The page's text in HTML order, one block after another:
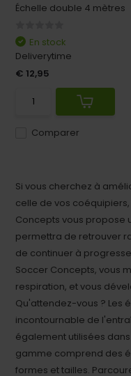
Échelle double 4 mètres
Comparer
En stock
Deliverytime
€ 12,95
Si vous cherchez à
celle de vos
Concepts vous propose
permettra de retrouver
de continuer à
Soccer Concepts, vous
respiration, et vous
Qu'attendez-vous ? Les
incontournable de
également utilisées
gamme comprend des
formes et tailles.